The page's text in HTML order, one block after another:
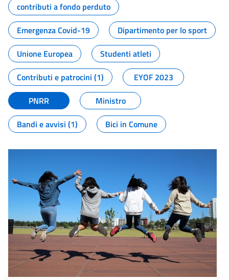
contributi a fondo perduto
Emergenza Covid-19
Dipartimento per lo sport
Unione Europea
Studenti atleti
Contributi e patrocini (1)
EYOF 2023
PNRR
Ministro
Bandi e avvisi (1)
Bici in Comune